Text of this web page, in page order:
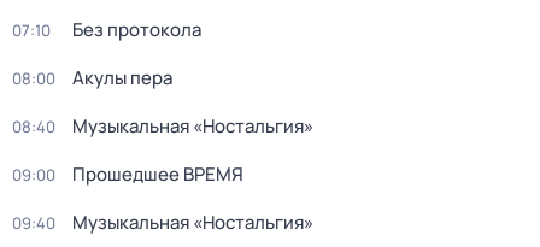
07:10 Без протокола
08:00 Акулы пера
08:40 Музыкальная «Ностальгия»
09:00 Прошедшее ВРЕМЯ
09:40 Музыкальная «Ностальгия»